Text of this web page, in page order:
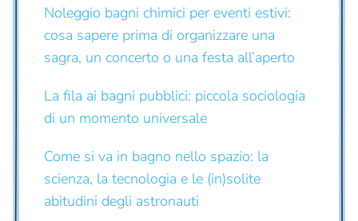
Noleggio bagni chimici per eventi estivi:
cosa sapere prima di organizzare una
sagra, un concerto o una festa all’aperto
La fila ai bagni pubblici: piccola sociologia
di un momento universale
Come si va in bagno nello spazio: la
scienza, la tecnologia e le (in)solite
abitudini degli astronauti